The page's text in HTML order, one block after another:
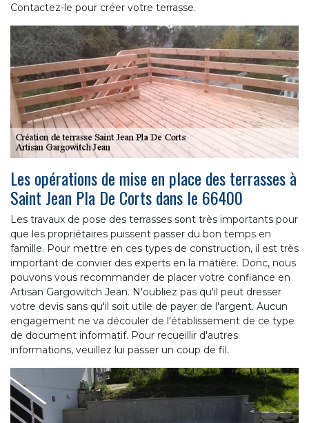
Contactez-le pour créer votre terrasse.
Les opérations de mise en place des terrasses à
Saint Jean Pla De Corts dans le 66400
Les travaux de pose des terrasses sont très importants pour
que les propriétaires puissent passer du bon temps en
famille. Pour mettre en ces types de construction, il est très
important de convier des experts en la matière. Donc, nous
pouvons vous recommander de placer votre confiance en
Artisan Gargowitch Jean. N'oubliez pas qu'il peut dresser
votre devis sans qu'il soit utile de payer de l'argent. Aucun
engagement ne va découler de l'établissement de ce type
de document informatif. Pour recueillir d'autres
informations, veuillez lui passer un coup de fil.